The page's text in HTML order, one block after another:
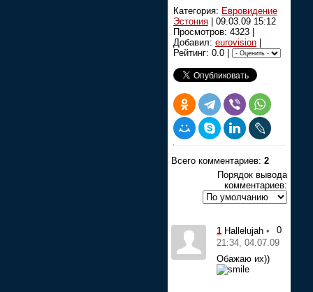
Категория: Евровидение
Эстония
09.03.09 15:12
Просмотров: 4323 |
Добавил: eurovision
Рейтинг: 0.0 |
Всего комментариев: 2
Порядок вывода
комментариев:
0
1 Hallelujah •
21:34, 04.07.09
Обажаю их))